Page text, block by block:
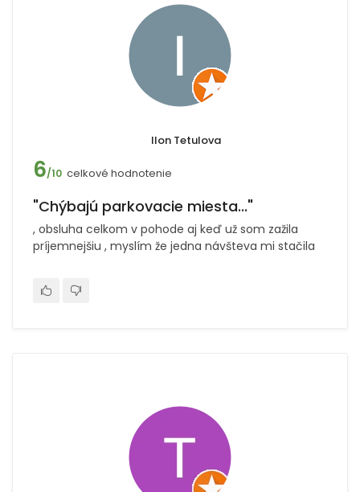
Ilon Tetulova
6/10 celkové hodnotenie
"Chýbajú parkovacie miesta..."
, obsluha celkom v pohode aj keď už som zažila
príjemnejšiu , myslím že jedna návšteva mi stačila